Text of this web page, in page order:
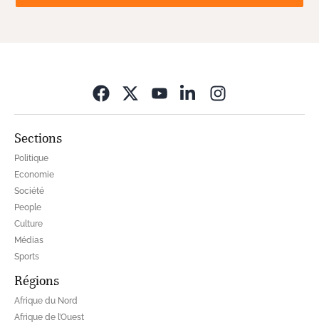
Sections
Politique
Economie
Société
People
Culture
Médias
Sports
Régions
Afrique du Nord
Afrique de l’Ouest